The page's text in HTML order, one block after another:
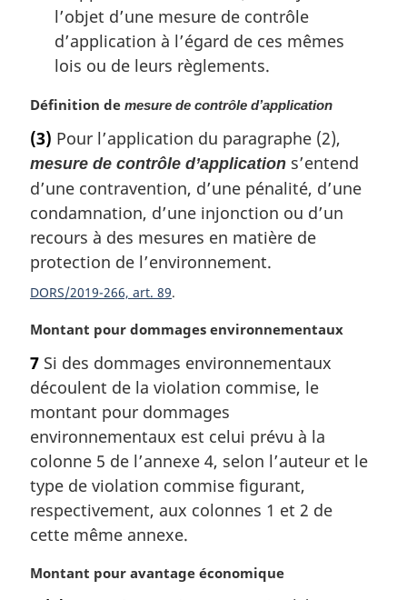
l’objet d’une mesure de contrôle
d’application à l’égard de ces mêmes
lois ou de leurs règlements.
N
t
e
m
r
g
i
n
a
l
:
Définition de mesure de contrôle d’application
(3) Pour l’application du paragraphe (2),
mesure de contrôle d’application s’entend
d’une contravention, d’une pénalité, d’une
condamnation, d’une injonction ou d’un
recours à des mesures en matière de
protection de l’environnement.
DORS/2019-266, art. 89
N
t
e
m
a
g
i
n
a
e
Montant pour dommages environnementaux
7 Si des dommages environnementaux
découlent de la violation commise, le
montant pour dommages
environnementaux est celui prévu à la
colonne 5 de l’annexe 4, selon l’auteur et le
type de violation commise figurant,
respectivement, aux colonnes 1 et 2 de
cette même annexe.
N
Montant pour avantage économique